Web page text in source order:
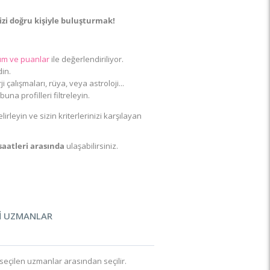
doğru kişiyle buluşturmak!
ve puanlar ile değerlendiriliyor.
çalışmaları, rüya, veya astroloji...
profilleri filtreleyin.
ve sizin kriterlerinizi karşılayan
arasında ulaşabilirsiniz.
UZMANLAR
uzmanlar arasından seçilir.